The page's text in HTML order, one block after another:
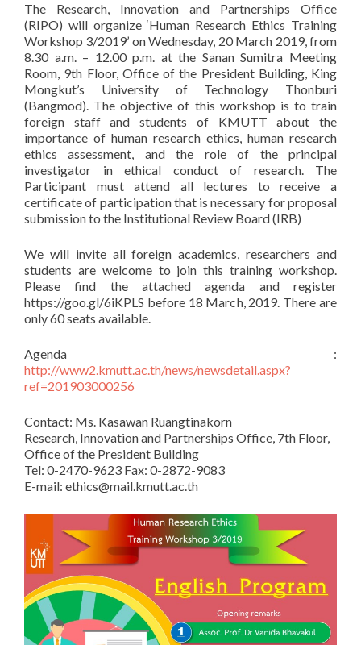
The Research, Innovation and Partnerships Office
(RIPO) will organize ‘Human Research Ethics Training
Workshop 3/2019’ on Wednesday, 20 March 2019, from
8.30 a.m. – 12.00 p.m. at the Sanan Sumitra Meeting
Room, 9th Floor, Office of the President Building, King
Mongkut’s University of Technology Thonburi
(Bangmod). The objective of this workshop is to train
foreign staff and students of KMUTT about the
importance of human research ethics, human research
ethics assessment, and the role of the principal
investigator in ethical conduct of research. The
Participant must attend all lectures to receive a
certificate of participation that is necessary for proposal
submission to the Institutional Review Board (IRB)
We will invite all foreign academics, researchers and
students are welcome to join this training workshop.
Please find the attached agenda and register
https://goo.gl/6iKPLS before 18 March, 2019. There are
only 60 seats available.
Agenda :
http://www2.kmutt.ac.th/news/newsdetail.aspx?
ref=201903000256
Contact: Ms. Kasawan Ruangtinakorn
Research, Innovation and Partnerships Office, 7th Floor,
Office of the President Building
Tel: 0-2470-9623 Fax: 0-2872-9083
E-mail: ethics@mail.kmutt.ac.th